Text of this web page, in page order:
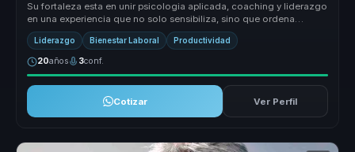
Su fortaleza esta en unir psicologia aplicada, coaching y liderazgo
en una experiencia que no solo sensibiliza, sino que ordena
conversac...
Liderazgo Bienestar Laboral Productividad
20años 3conf.
Cotizar Ver Perfil